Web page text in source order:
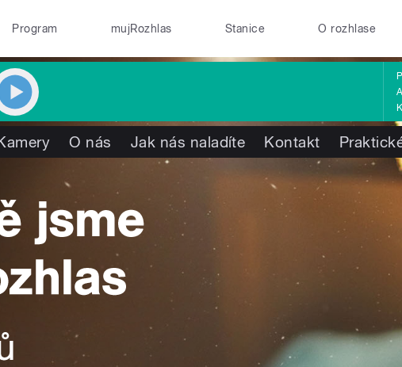
Program mujRozhlas Stanice O rozhlase
O nás Jak nás naladíte Kontakt